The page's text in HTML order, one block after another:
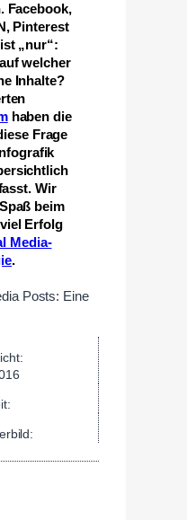
Facebook,
Pinterest
„nur“:
welcher
Inhalte?
haben die
Frage
Wir
beim
Erfolg
Media-
.